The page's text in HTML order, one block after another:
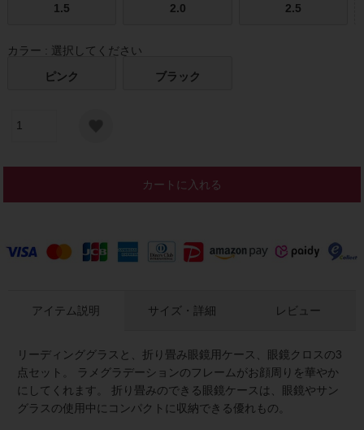
1.5
2.0 2.5
カラー
選択してください
ピンク
ブラック
カートに入れる
アイテム説明
リーディンググラスと、折り畳み眼鏡用ケース、眼鏡クロスの3
点セット。 ラメグラデーションのフレームがお顔周りを華やか
にしてくれます。 折り畳みのできる眼鏡ケースは、眼鏡やサン
グラスの使用中にコンパクトに収納できる優れもの。
サイズ・詳細 レビュー